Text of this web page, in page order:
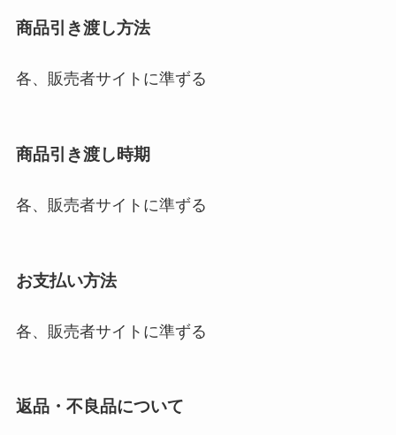
商品引き渡し方法
各、販売者サイトに準ずる
商品引き渡し時期
各、販売者サイトに準ずる
お支払い方法
各、販売者サイトに準ずる
返品・不良品について